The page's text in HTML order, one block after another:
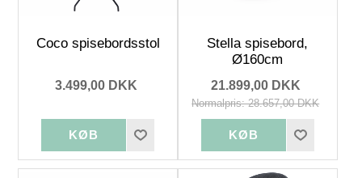
Coco spisebordsstol
3.499,00 DKK
Stella spisebord,
Ø160cm
21.899,00 DKK
Normalpris: 28.657,00 DKK